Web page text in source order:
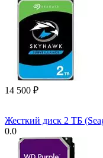
14 500 ₽
Жесткий диск 2 ТБ
0.0